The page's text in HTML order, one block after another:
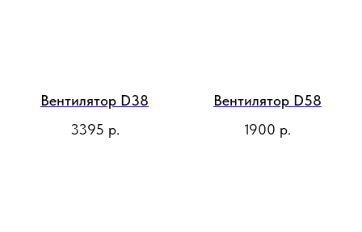
Вентилятор D38
3395 р.
Вентилятор D58
1900 р.